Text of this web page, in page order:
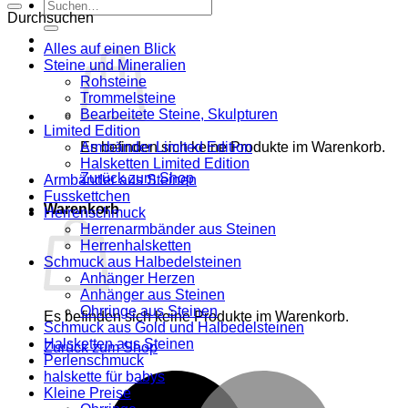
Suche
nach:
Es befinden sich keine Produkte im Warenkorb.
Zurück zum Shop
Warenkorb
Es befinden sich keine Produkte im Warenkorb.
Zurück zum Shop
Durchsuchen
Alles auf einen Blick
Steine und Mineralien
Rohsteine
Trommelsteine
Bearbeitete Steine, Skulpturen
Limited Edition
Armbänder Limited Edition
Halsketten Limited Edition
Armbänder aus Steinen
Fusskettchen
Herrenschmuck
Herrenarmbänder aus Steinen
Herrenhalsketten
Schmuck aus Halbedelsteinen
Anhänger Herzen
Anhänger aus Steinen
Ohrringe aus Steinen
Schmuck aus Gold und Halbedelsteinen
Halsketten aus Steinen
Perlenschmuck
halskette für babys
Kleine Preise